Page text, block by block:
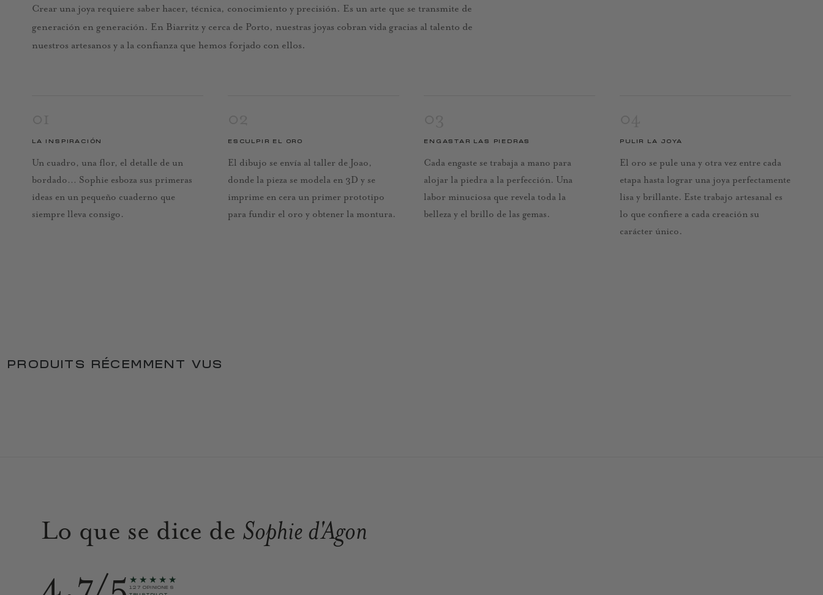
Crear una joya requiere saber hacer, técnica, conocimiento y precisión. Es un arte que se transmite de
generación en generación. En Biarritz y cerca de Porto, nuestras joyas cobran vida gracias al talento de
nuestros artesanos y a la confianza que hemos forjado con ellos.
LA INSPIRACIÓN
Un cuadro, una flor, el detalle de un
bordado… Sophie esboza sus primeras
ideas en un pequeño cuaderno que
siempre lleva consigo.
ESCULPIR EL ORO
El dibujo se envía al taller de Joao,
donde la pieza se modela en 3D y se
imprime en cera un primer prototipo
para fundir el oro y obtener la montura.
ENGASTAR LAS PIEDRAS
Cada engaste se trabaja a mano para
alojar la piedra a la perfección. Una
labor minuciosa que revela toda la
belleza y el brillo de las gemas.
PULIR LA JOYA
El oro se pule una y otra vez entre cada
etapa hasta lograr una joya perfectamente
lisa y brillante. Este trabajo artesanal es
lo que confiere a cada creación su
carácter único.
PRODUITS RÉCEMMENT VUS
Lo que se dice de Sophie d'Agon
★★★★★
127 OPINIONES